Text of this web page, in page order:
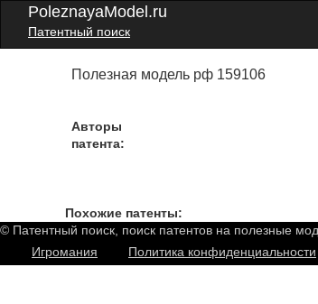
PoleznayaModel.ru
Патентный поиск
Полезная модель рф 159106
Авторы
патента:
Похожие патенты:
© Патентный поиск, поиск патентов на полезные
Игромания
Политика конфиденциальности